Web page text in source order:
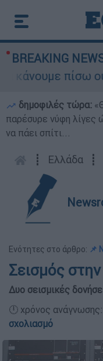
BREAKING
πίσω ούτε
δημοφιλές τώρα:
παρέσυρε νύφη λίγες
να πάει σπίτι...
┋ Ελλάδα ┋
Ενότητες στο άρθρο: 📌
Σεισμός
Δυο σεισμικές
🕛 χρόνος
σχολιασμό